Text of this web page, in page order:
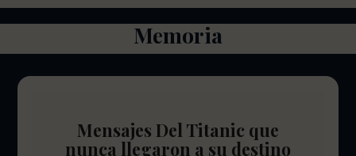
Memoria
Mensajes Del Titanic que
nunca llegaron a su destino